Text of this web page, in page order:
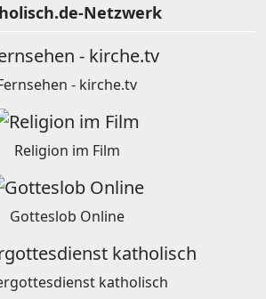
Netzwerk
- kirche.tv
Religion im Film
Gotteslob Online
katholisch